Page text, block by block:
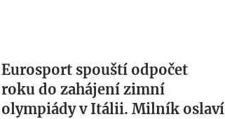
Eurosport spouští odpočet
roku do zahájení zimní
olympiády v Itálii. Milník oslaví